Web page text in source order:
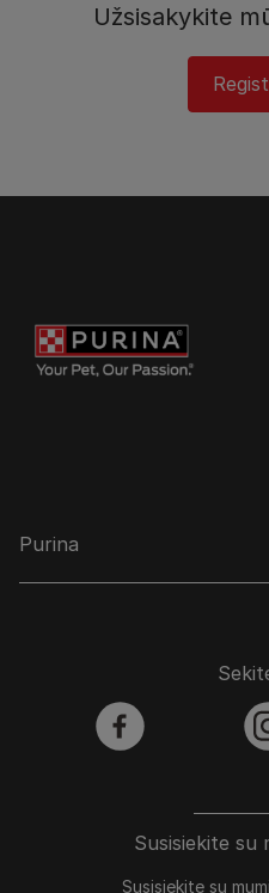
Užsisakykite
Purina
Susisiekite su
Susisiekite su
facebook